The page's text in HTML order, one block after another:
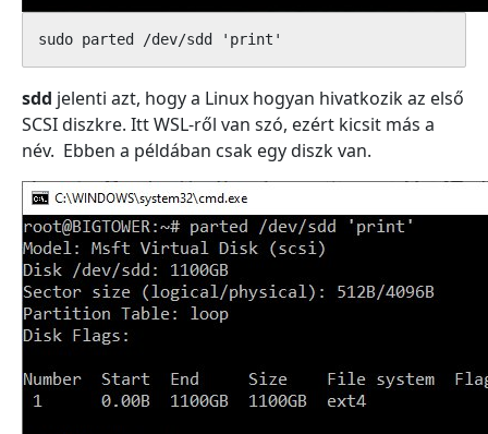
sudo parted /dev/sdd 'print'
sdd jelenti azt, hogy a Linux hogyan hivatkozik az első
SCSI diszkre. Itt WSL-ről van szó, ezért kicsit más a
név. Ebben a példában csak egy diszk van.